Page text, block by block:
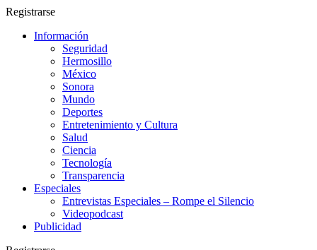
Registrarse
Información
Seguridad
Hermosillo
México
Sonora
Mundo
Deportes
Entretenimiento y Cultura
Salud
Ciencia
Tecnología
Transparencia
Especiales
Entrevistas Especiales – Rompe el Silencio
Videopodcast
Publicidad